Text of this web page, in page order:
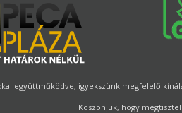
együttműködve, igyekszünk megfelelő
Köszönjük, hogy